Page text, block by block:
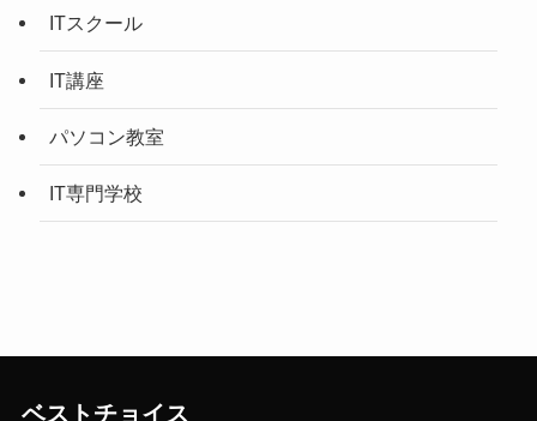
ITスクール
IT講座
パソコン教室
IT専門学校
ベストチョイス